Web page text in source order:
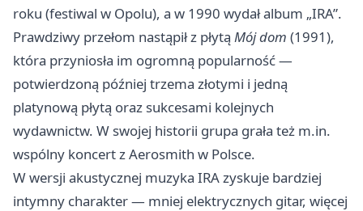
roku (festiwal w Opolu), a w 1990 wydał album „IRA”.
Prawdziwy przełom nastąpił z płytą Mój dom (1991),
która przyniosła im ogromną popularność —
potwierdzoną później trzema złotymi i jedną
platynową płytą oraz sukcesami kolejnych
wydawnictw. W swojej historii grupa grała też m.in.
wspólny koncert z Aerosmith w Polsce.
W wersji akustycznej muzyka IRA zyskuje bardziej
intymny charakter — mniej elektrycznych gitar, więcej